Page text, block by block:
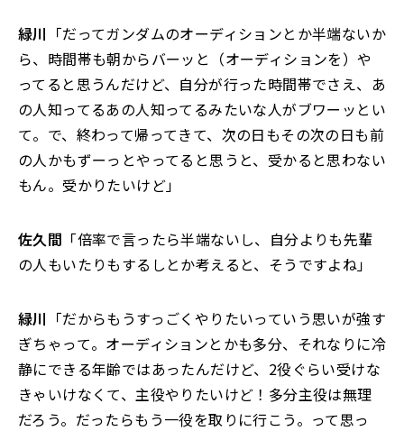
緑川 「だってガンダムのオーディションとか半端ないか
ら、時間帯も朝からバーッと（オーディションを）や
ってると思うんだけど、自分が行った時間帯でさえ、あ
の人知ってるあの人知ってるみたいな人がブワーッとい
て。で、終わって帰ってきて、次の日もその次の日も前
の人かもずーっとやってると思うと、受かると思わない
もん。受かりたいけど」
佐久間 「倍率で言ったら半端ないし、自分よりも先輩
の人もいたりもするしとか考えると、そうですよね」
緑川 「だからもうすっごくやりたいっていう思いが強す
ぎちゃって。オーディションとかも多分、それなりに冷
静にできる年齢ではあったんだけど、2役ぐらい受けな
きゃいけなくて、主役やりたいけど！多分主役は無理
だろう。だったらもう一役を取りに行こう。って思っ